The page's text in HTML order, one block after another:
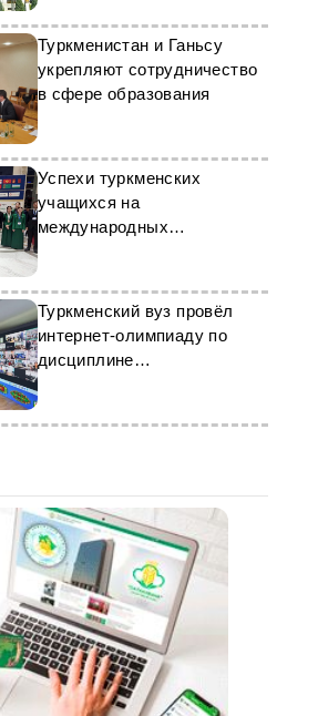
Туркменистан и Ганьсу
укрепляют сотрудничество
в сфере образования
Успехи туркменских
учащихся на
международных
соревнованиях
Туркменский вуз провёл
интернет-олимпиаду по
дисциплине
«Сопротивление
материалов»